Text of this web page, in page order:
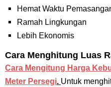
Hemat Waktu
Ramah Lingkungan
Lebih Ekonomis
Cara Menghitung Luas
Cara Mengitung Harga
Meter Persegi. Untuk